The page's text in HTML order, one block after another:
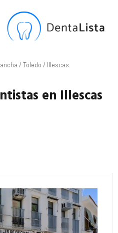
/ Toledo / Illescas
en Illescas